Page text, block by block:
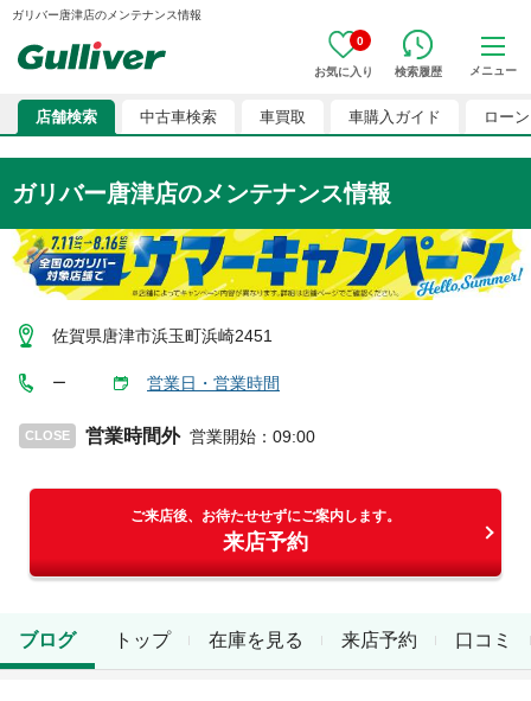
ガリバー唐津店のメンテナンス情報
0
お気に入り 検索履歴 メニュー
店舗検索 中古車検索 車買取 車購入ガイド ローン
ガリバー唐津店のメンテナンス情報
佐賀県唐津市浜玉町浜崎2451
ー 営業日・営業時間
CLOSE 営業時間外 営業開始 ： 09:00
ご来店後、お待たせせずにご案内します。
来店予約
トップ 在庫を見る 来店予約 口コミ
ブログ